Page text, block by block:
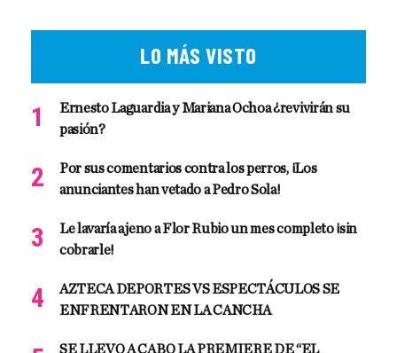
LO MÁS VISTO
Ernesto Laguardia y Mariana Ochoa ¿revivirán su
pasión?
Por sus comentarios contra los perros, ¡Los
anunciantes han vetado a Pedro Sola!
Le lavaría ajeno a Flor Rubio un mes completo ¡sin
cobrarle!
AZTECA DEPORTES VS ESPECTÁCULOS SE
ENFRENTARON EN LA CANCHA
SE LLEVO A CABO LA PREMIERE DE “EL